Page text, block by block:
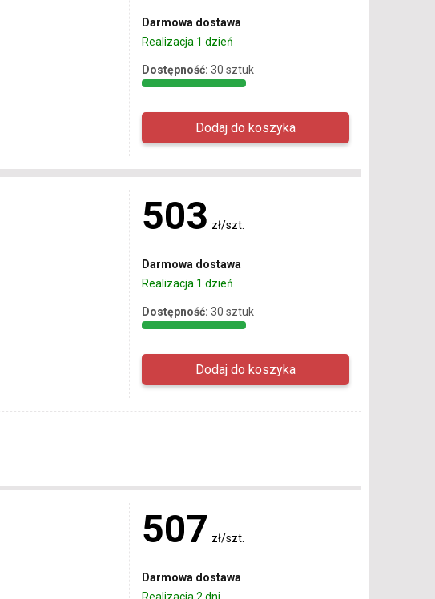
Darmowa dostawa
Realizacja 1 dzień
Dostępność: 30 sztuk
503 zł/szt.
Darmowa dostawa
Realizacja 1 dzień
Dostępność: 30 sztuk
507 zł/szt.
Darmowa dostawa